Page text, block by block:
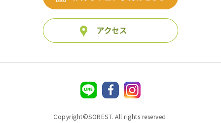
Copyright©SOREST. All rights reserved.